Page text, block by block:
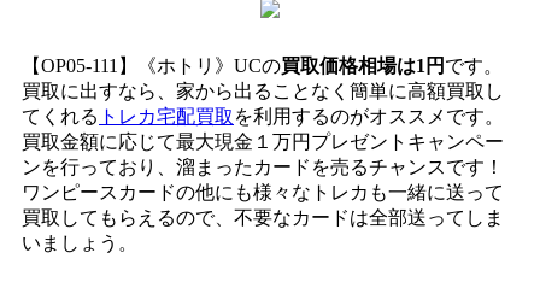
【OP05-111】《ホトリ》UCの買取価格相場は1円 です。
買取に出すなら、家から出ることなく簡単に高額買取し
てくれる トレカ宅配買取 を利用するのがオススメです。
買取金額に応じて最大現金１万円プレゼントキャンペー
ンを行っており、溜まったカードを売るチャンスです！
ワンピースカードの他にも様々なトレカも一緒に送って
買取してもらえるので、不要なカードは全部送ってしま
いましょう。